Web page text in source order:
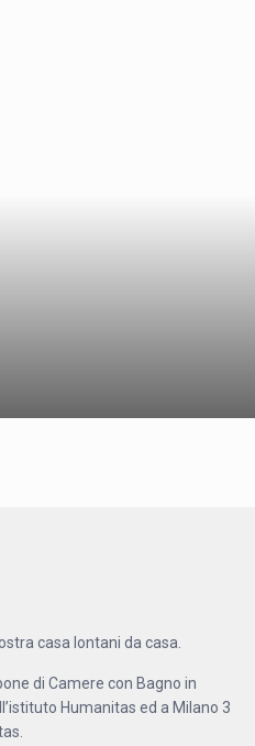
casa lontani da casa.
di Camere con Bagno in
Humanitas ed a Milano 3